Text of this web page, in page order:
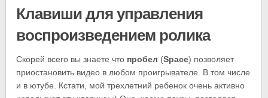
Клавиши для управления
воспроизведением ролика
Скорей всего вы знаете что пробел (Space) позволяет
приостановить видео в любом проигрывателе. В том числе
и в ютубе. Кстати, мой трехлетний ребенок очень активно